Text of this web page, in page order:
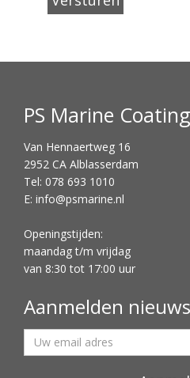
PS Marine
Van Hennaertweg 16
2952 CA Alblasserdam
Tel: 078 693 1010
E: info@psmarine.nl
Openingstijden:
maandag t/m vrijdag
van 8:30 tot 17:00 uur
Aanmelden